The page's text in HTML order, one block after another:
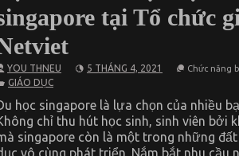
tại Tổ chức
YOU THNEU 5 THÁNG 4, 2021 Chức năng
GIÁO DỤC
học singapore là lựa chọn của nhiều
chỉ thu hút học sinh, sinh viên bởi
singapore còn là một trong những
vô cùng phát triển. Nắm bắt nhu cầu